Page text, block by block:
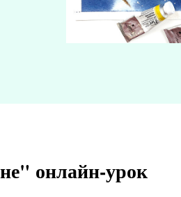
онлайн-урок